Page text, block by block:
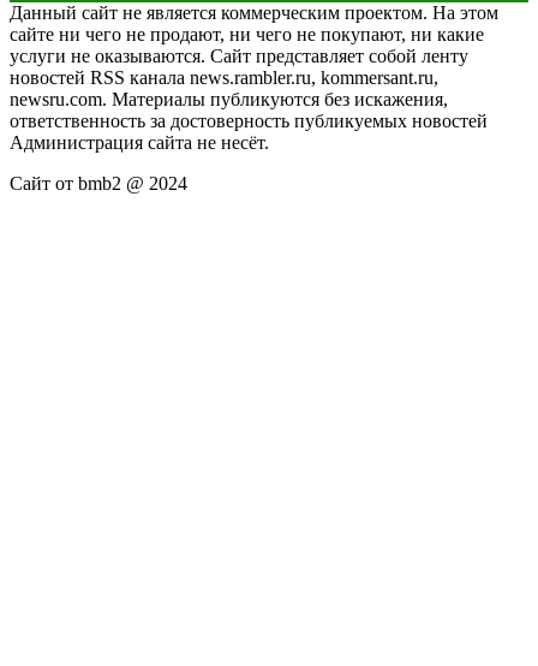
Данный сайт не является коммерческим проектом. На этом
сайте ни чего не продают, ни чего не покупают, ни какие
услуги не оказываются. Сайт представляет собой ленту
новостей RSS канала news.rambler.ru, kommersant.ru,
newsru.com. Материалы публикуются без искажения,
ответственность за достоверность публикуемых новостей
Администрация сайта не несёт.
Сайт от bmb2 @ 2024